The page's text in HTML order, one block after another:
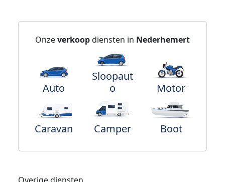
Onzeverkoopdiensten in Nederhemert
Auto
Sloopaut
o
Motor
Caravan Camper Boot